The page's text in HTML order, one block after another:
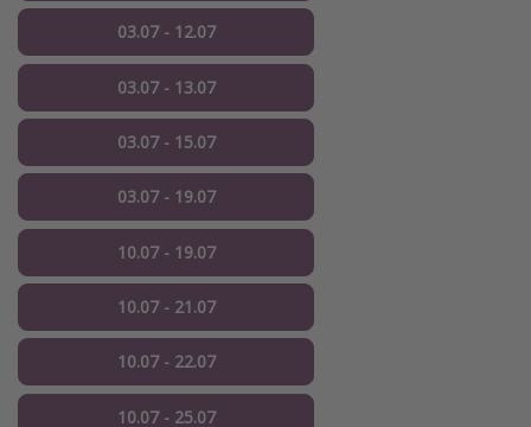
03.07 - 12.07
03.07 - 13.07
03.07 - 15.07
03.07 - 19.07
10.07 - 19.07
10.07 - 21.07
10.07 - 22.07
10.07 - 25.07